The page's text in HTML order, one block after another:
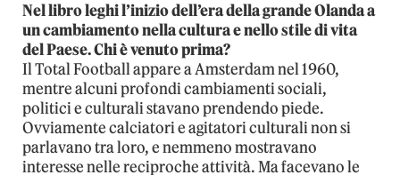
Nel libro leghi l’inizio dell’era della grande Olanda a
un cambiamento nella cultura e nello stile di vita
del Paese. Chi è venuto prima?
Il Total Football appare a Amsterdam nel 1960,
mentre alcuni profondi cambiamenti sociali,
politici e culturali stavano prendendo piede.
Ovviamente calciatori e agitatori culturali non si
parlavano tra loro, e nemmeno mostravano
interesse nelle reciproche attività. Ma facevano le